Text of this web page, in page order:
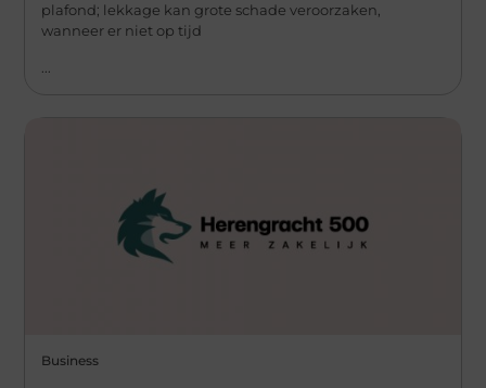
plafond; lekkage kan grote schade veroorzaken,
wanneer er niet op tijd
Business